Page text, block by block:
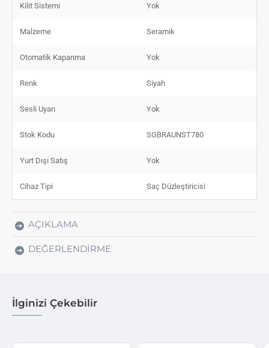
Kilit Sistemi Yok
Malzeme Seramik
Otomatik Kapanma Yok
Renk Siyah
Sesli Uyarı Yok
Stok Kodu SGBRAUNST780
Yurt Dışı Satış Yok
Cihaz Tipi Saç Düzleştiricisi
AÇIKLAMA
DEĞERLENDIRME
İlginizi Çekebilir